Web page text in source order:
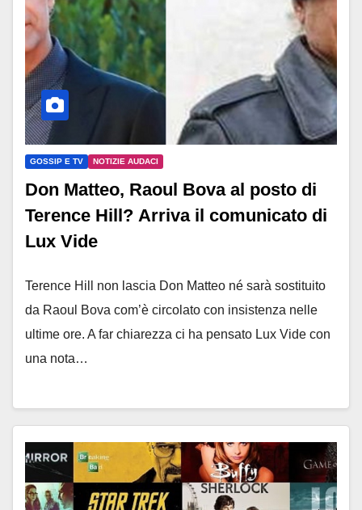
GOSSIP E TV NOTIZIE AUDACI
Don Matteo, Raoul Bova al posto di
Terence Hill? Arriva il comunicato di
Lux Vide
Terence Hill non lascia Don Matteo né sarà sostituito
da Raoul Bova com’è circolato con insistenza nelle
ultime ore. A far chiarezza ci ha pensato Lux Vide con
una nota…